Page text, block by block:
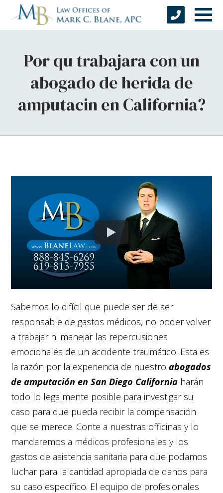
Por qu trabajara con un
abogado de herida de
amputacin en California?
Sabemos lo difícil que puede ser de ser
responsable de gastos médicos, no poder volver
a trabajar ni manejar las repercusiones
emocionales de un accidente traumático. Esta es
la razón por la experiencia de nuestroabogados
de amputación en San Diego California harán
todo lo legalmente posible para investigar su
caso para que pueda recibir la compensación
que se merece. Conte a nuestras officinas y lo
mandaremos a médicos profesionales y los
gastos de asistencia sanitaria para que podamos
luchar para la cantidad apropiada de danos para
su caso específico. El equipo de profesionales